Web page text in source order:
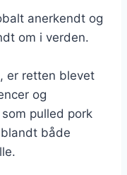
anerkendt og
om i verden.
er retten blevet
og
pulled pork
både